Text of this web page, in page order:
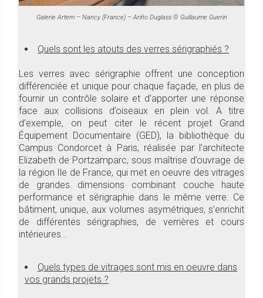
Galerie Artem – Nancy (France) – Ariño Duglass © Guillaume Guerin
Quels sont les atouts des verres sérigraphiés ?
Les verres avec sérigraphie offrent une conception
différenciée et unique pour chaque façade, en plus de
fournir un contrôle solaire et d’apporter une réponse
face aux collisions d’oiseaux en plein vol. A titre
d’exemple, on peut citer le récent projet Grand
Équipement Documentaire (GED), la bibliothèque du
Campus Condorcet à Paris, réalisée par l’architecte
Elizabeth de Portzamparc, sous maîtrise d’ouvrage de
la région Ile de France, qui met en oeuvre des vitrages
de grandes dimensions combinant couche haute
performance et sérigraphie dans le même verre. Ce
bâtiment, unique, aux volumes asymétriques, s’enrichit
de différentes sérigraphies, de verrières et cours
intérieures…
Quels types de vitrages sont mis en oeuvre dans
vos grands projets ?